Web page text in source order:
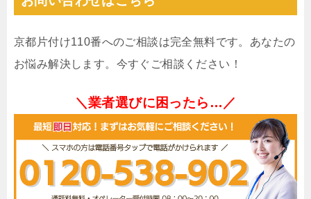
京都片付け110番へのご相談は完全無料です。あなたの
お悩み解決します。今すぐご相談ください！
＼業者選びに困ったら…／